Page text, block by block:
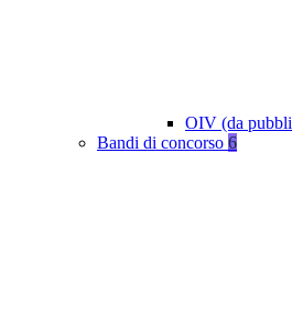
OIV (da
Bandi di concorso 6